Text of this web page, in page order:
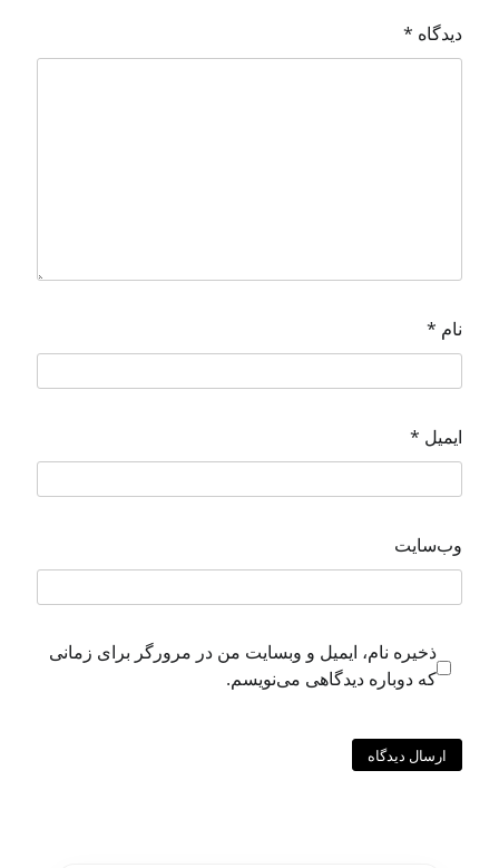
دیدگاه *
نام *
ایمیل *
وب‌سایت
ذخیره نام، ایمیل و وبسایت من در مرورگر برای زمانی
که دوباره دیدگاهی می‌نویسم.